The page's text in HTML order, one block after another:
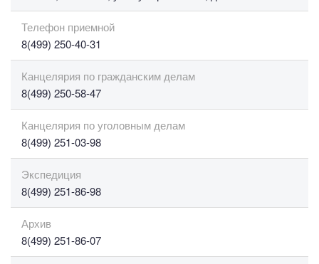
Телефон приемной
8(499) 250-40-31
Канцелярия по гражданским делам
8(499) 250-58-47
Канцелярия по уголовным делам
8(499) 251-03-98
Экспедиция
8(499) 251-86-98
Архив
8(499) 251-86-07